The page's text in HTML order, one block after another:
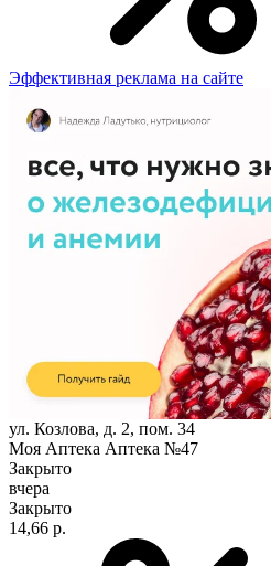
Эффективная реклама на сайте
ул. Козлова, д. 2, пом. 34
Моя Аптека Аптека №47
Закрыто
вчера
Закрыто
14,66 р.